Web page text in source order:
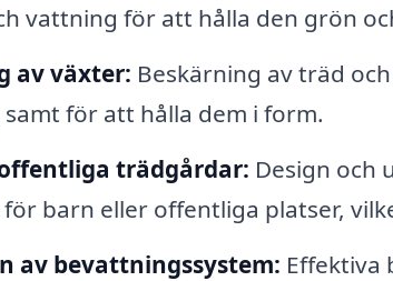
vattning för att hålla den grön
av växter: Beskärning av träd
för att hålla dem i form.
trädgårdar: Design och
för barn eller offentliga platser,
av bevattningssystem: Effektiva